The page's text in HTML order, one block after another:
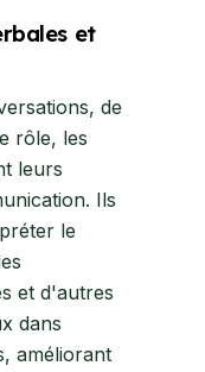
et
de
rôle, les
leurs
Ils
le
et d'autres
dans
améliorant